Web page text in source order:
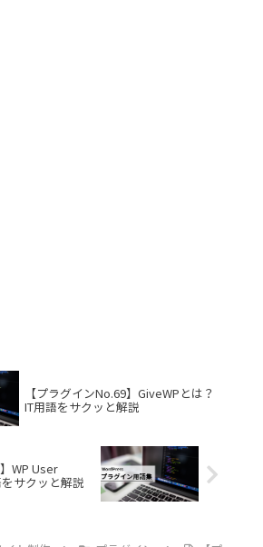
【プラグインNo.69】GiveWPとは？
IT用語をサクッと解説
WP User
サクッと解説